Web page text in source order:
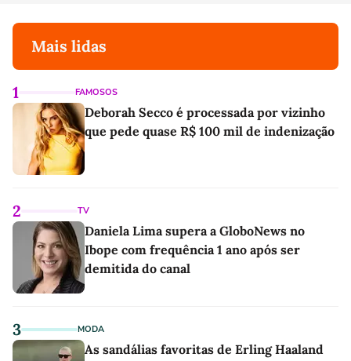
Mais lidas
1 FAMOSOS
Deborah Secco é processada por vizinho
que pede quase R$ 100 mil de indenização
2 TV
Daniela Lima supera a GloboNews no
Ibope com frequência 1 ano após ser
demitida do canal
3 MODA
As sandálias favoritas de Erling Haaland